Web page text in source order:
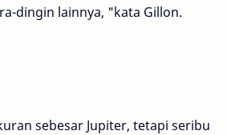
dingin lainnya, "kata Gillon.
sebesar Jupiter, tetapi seribu